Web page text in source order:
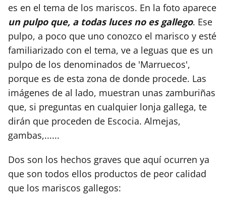
es en el tema de los mariscos. En la foto aparece
un pulpo que, a todas luces no es gallego. Ese
pulpo, a poco que uno conozco el marisco y esté
familiarizado con el tema, ve a leguas que es un
pulpo de los denominados de 'Marruecos',
porque es de esta zona de donde procede. Las
imágenes de al lado, muestran unas zamburiñas
que, si preguntas en cualquier lonja gallega, te
dirán que proceden de Escocia. Almejas,
gambas,......
Dos son los hechos graves que aquí ocurren ya
que son todos ellos productos de peor calidad
que los mariscos gallegos: